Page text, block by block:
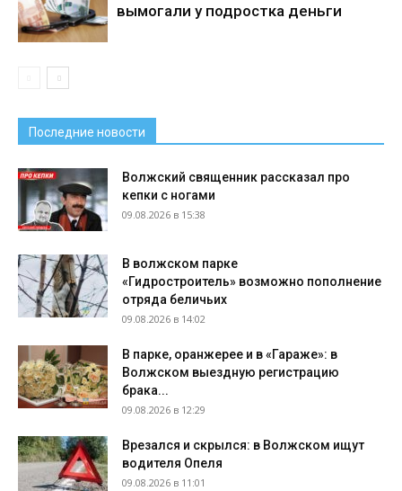
вымогали у подростка деньги
Последние новости
Волжский священник рассказал про
кепки с ногами
09.08.2026 в 15:38
В волжском парке
«Гидростроитель» возможно пополнение
отряда беличьих
09.08.2026 в 14:02
В парке, оранжерее и в «Гараже»: в
Волжском выездную регистрацию
брака...
09.08.2026 в 12:29
Врезался и скрылся: в Волжском ищут
водителя Опеля
09.08.2026 в 11:01